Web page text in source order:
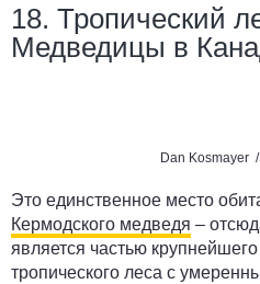
18. Тропический
Медведицы в
Dan Kosmayer
Это единственное место
Кермодского медведя –
является частью
тропического леса с